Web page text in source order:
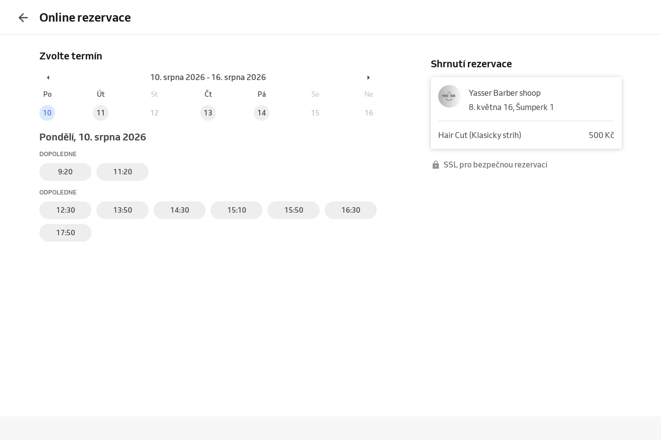
Online rezervace
Zvolte termín
10. srpna 2026 - 16. srpna 2026
Po Út St Čt Pá So Ne
10 11 12 13 14 15 16
pondělí, 10. srpna 2026
DOPOLEDNE
9:20 11:20
ODPOLEDNE
12:30 13:50 14:30 15:10 15:50 16:30
17:50
Shrnutí rezervace
Yasser Barber shoop
8. května 16, Šumperk 1
Hair Cut (Klasicky strih) 500 Kč
SSL pro bezpečnou rezervaci